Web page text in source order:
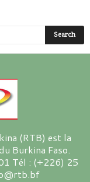
(RTB) est la
Burkina Faso.
Tél : (+226) 25